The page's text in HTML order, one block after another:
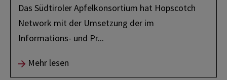
Das Südtiroler Apfelkonsortium hat Hopscotch
Network mit der Umsetzung der im
Informations- und Pr...
Mehr lesen